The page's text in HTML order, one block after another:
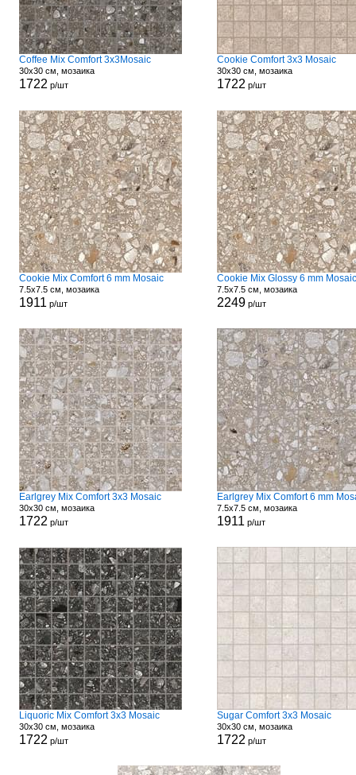
Coffee Mix Comfort 3x3Mosaic
30x30 см, мозаика
1722 р/шт
Cookie Comfort 3x3 Mosaic
30x30 см, мозаика
1722 р/шт
Cookie Mix Comfort 6 mm Mosaic
7.5x7.5 см, мозаика
1911 р/шт
Cookie Mix Glossy 6 mm Mosaic
7.5x7.5 см, мозаика
2249р/шт
Earlgrey Mix Comfort 3x3 Mosaic
30x30 см, мозаика
1722 р/шт
Earlgrey Mix Comfort 6 mm
7.5x7.5 см, мозаика
1911 р/шт
Liquoric Mix Comfort 3x3 Mosaic
30x30 см, мозаика
1722 р/шт
Sugar Comfort 3x3 Mosaic
30x30 см, мозаика
1722 р/шт